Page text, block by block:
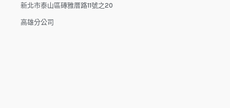
新北市泰山區磚雅厝路11號之20
高雄分公司